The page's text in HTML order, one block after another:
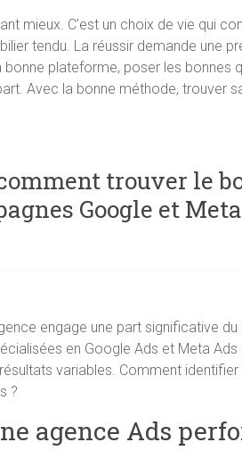
mieux. C’est un choix de vie qui
tendu. La réussir demande une
plateforme, poser les bonnes
Avec la bonne méthode, trouver
trouver le
Google et Meta
engage une part significative
en Google Ads et Meta
variables. Comment identifier
?
agence Ads